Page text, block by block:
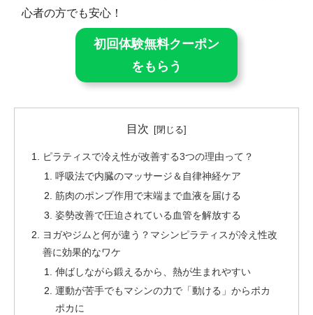
心者の方でも安心！
初回体験無料クーポン
をもらう
目次
ピラティスで冷え性が改善する3つの理由って？
呼吸法で内臓のマッサージ＆自律神経ケア
筋肉のポンプ作用で末端まで血液を届ける
姿勢改善で圧迫されている血管を解放する
ヨガやジムと何が違う？マシンピラティスが冷え性改
善に効果的なワケ
伸ばしながら鍛えるから、熱が生まれやすい
運動が苦手でもマシンの力で「動ける」からポカ
ポカに